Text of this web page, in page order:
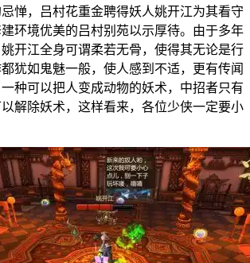
惮，吕村花重金聘得妖人姚开江为其看守
环境优美的吕村别苑以示厚待。由于多年
开江全身可谓柔若无骨，使得其无论是行
犹如鬼魅一般，使人感到不适，更有传闻
种可以把人变成动物的妖术，中招者只有
解除妖术，这样看来，各位少侠一定要小